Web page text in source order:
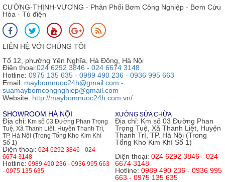
CƯỜNG-THỊNH-VƯƠNG - Phân Phối Bơm Công Nghiệp - Bơm Cứu
Hỏa - Tủ điện
LIÊN HỆ VỚI CHÚNG TÔI
Tổ 12, phường Yên Nghĩa, Hà Đông, Hà Nội
Điện thoại:024 6292 3846 - 024 6674 3148
Hotline: 0975 135 635 - 0989 490 236 - 0936 995 663
Email: maybomnuoc24h@gmail.com -
suamaybomcongnghiep@gmail.com
Website: http://maybomnuoc24h.com.vn/
SHOWROOM HÀ NỘI
Địa chỉ: Km số 03 Đường Phan Trọng
Tuệ, Xã Thanh Liệt, Huyện Thanh Trì,
TP. Hà Nội (Trong Tổng Kho Kim Khí
Số 1)
Điện thoại: 024 6292 3846 - 024
6674 3148
Hotline: 0989 490 236 - 0936 995 663
- 0975 135 635
XƯỞNG SỬA CHỮA
Địa chỉ: Km số 03 Đường Phan
Trọng Tuệ, Xã Thanh Liệt, Huyện
Thanh Trì, TP. Hà Nội (Trong
Tổng Kho Kim Khí Số 1)
Điện thoại: 024 6292 3846 - 024
6674 3148
Hotline: 0989 490 236 - 0936 995
663 - 0975 135 635